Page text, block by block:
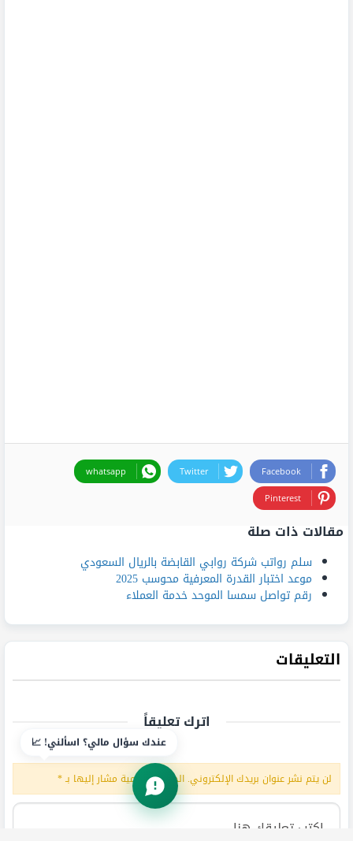
Facebook
Twitter
whatsapp
Pinterest
مقالات ذات صلة
سلم رواتب شركة روابي القابضة بالريال السعودي
موعد اختبار القدرة المعرفية محوسب 2025
رقم تواصل سمسا الموحد خدمة العملاء
التعليقات
اترك تعليقاً
لن يتم نشر عنوان بريدك الإلكتروني. الحقول الإلزامية مشار إليها بـ*
عندك سؤال مالي؟ اسألني! 📈